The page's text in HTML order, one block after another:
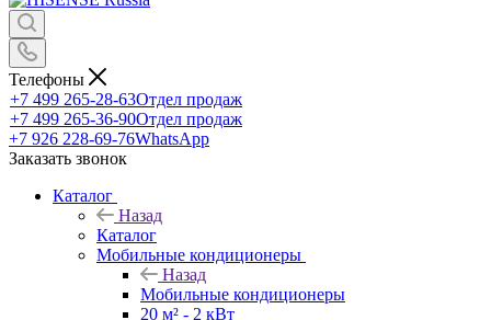
Телефоны
+7 499 265-28-63Отдел продаж
+7 499 265-36-90Отдел продаж
+7 926 228-69-76WhatsApp
Заказать звонок
Каталог
Назад
Каталог
Мобильные кондиционеры
Назад
Мобильные кондиционеры
20 м² - 2 кВт